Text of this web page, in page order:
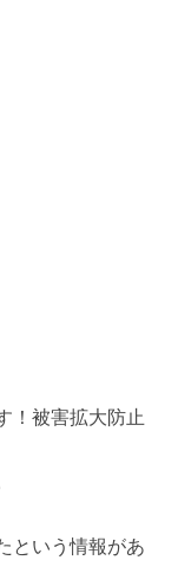
！被害拡大防止
という情報があ